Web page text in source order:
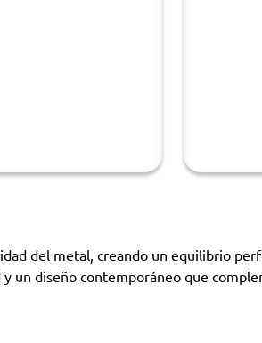
del metal, creando un equilibrio
un diseño contemporáneo que